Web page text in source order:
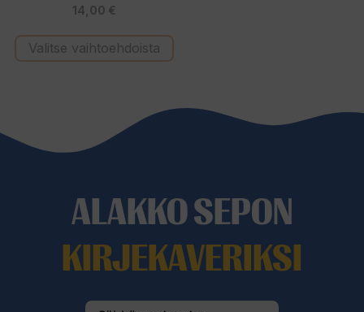
5:stä
14,00 €
Valitse vaihtoehdoista
ALAKKO SEPON
KIRJEKAVERIKSI